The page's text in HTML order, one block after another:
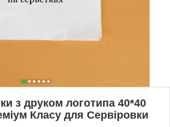
з друком логотипа 40*40
Класу для Сервіровки